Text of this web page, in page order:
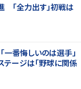
「全力出す」初戦は
一番悔しいのは選手」
ージは「野球に関係